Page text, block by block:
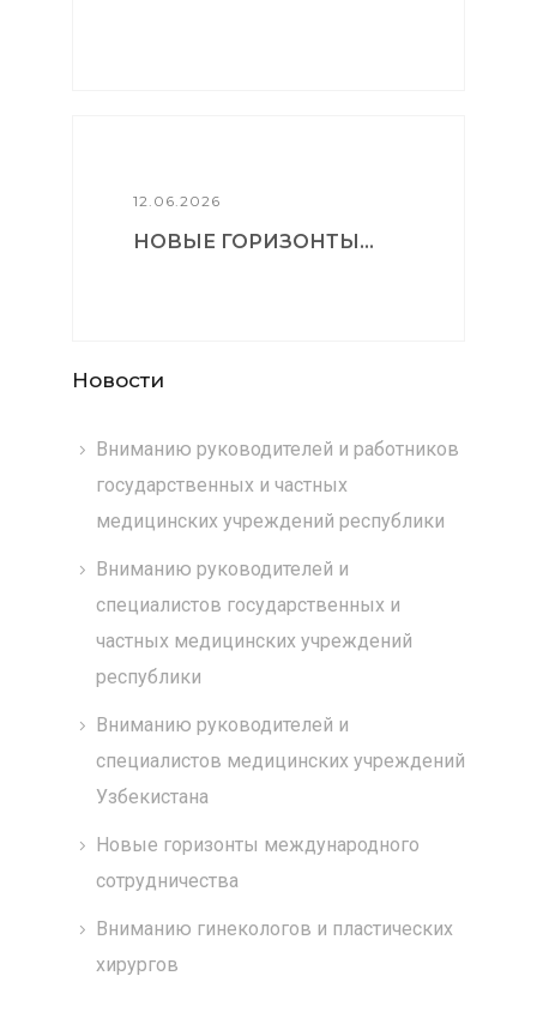
12.06.2026
НОВЫЕ ГОРИЗОНТЫ...
Новости
Вниманию руководителей и работников
государственных и частных
медицинских учреждений республики
Вниманию руководителей и
специалистов государственных и
частных медицинских учреждений
республики
Вниманию руководителей и
специалистов медицинских учреждений
Узбекистана
Новые горизонты международного
сотрудничества
Вниманию гинекологов и пластических
хирургов